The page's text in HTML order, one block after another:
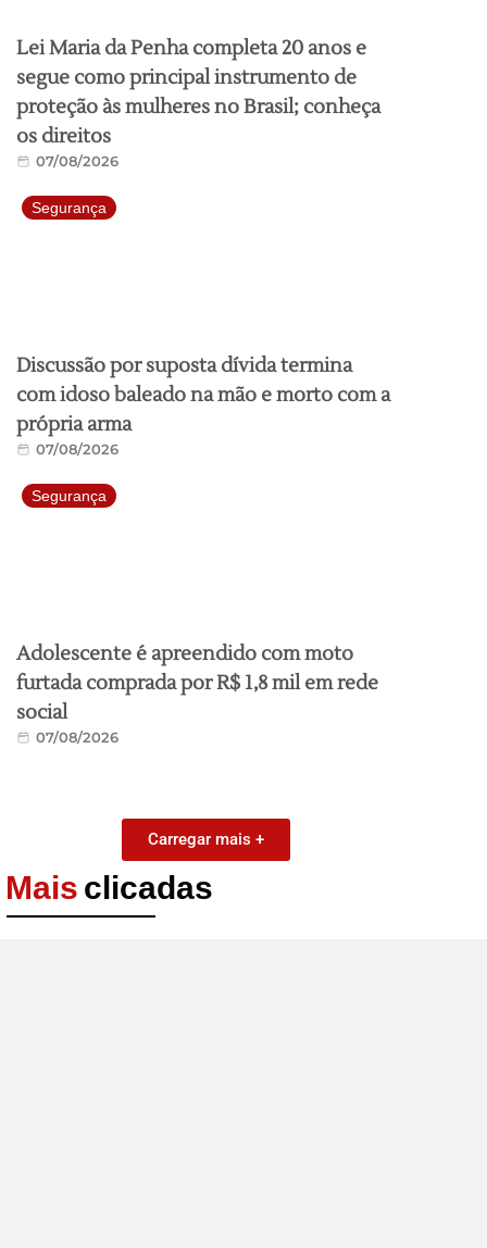
Lei Maria da Penha completa 20 anos e
segue como principal instrumento de
proteção às mulheres no Brasil; conheça
os direitos
07/08/2026
Segurança
Discussão por suposta dívida termina
com idoso baleado na mão e morto com a
própria arma
07/08/2026
Segurança
Adolescente é apreendido com moto
furtada comprada por R$ 1,8 mil em rede
social
07/08/2026
Carregar mais +
Mais clicadas